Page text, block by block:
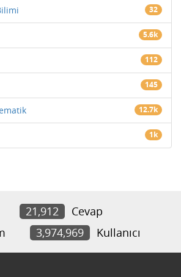
32
5.6k
112
145
12.7k
1k
21,912
Cevap
3,974,969 Kullanıcı